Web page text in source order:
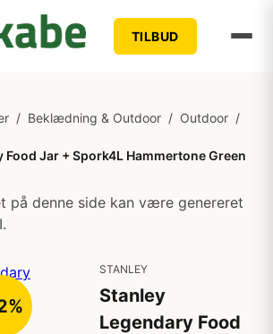
TILBUD
/ Beklædning & Outdoor / Outdoor /
Food Jar + Spork4L Hammertone Green
på denne side kan være genereret
STANLEY
Stanley
Legendary Food